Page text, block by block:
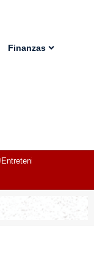
Finanzas
Entretenimiento